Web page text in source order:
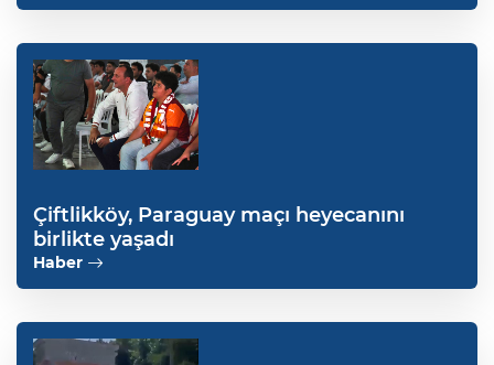
Çiftlikköy, Paraguay maçı heyecanını
birlikte yaşadı
Haber